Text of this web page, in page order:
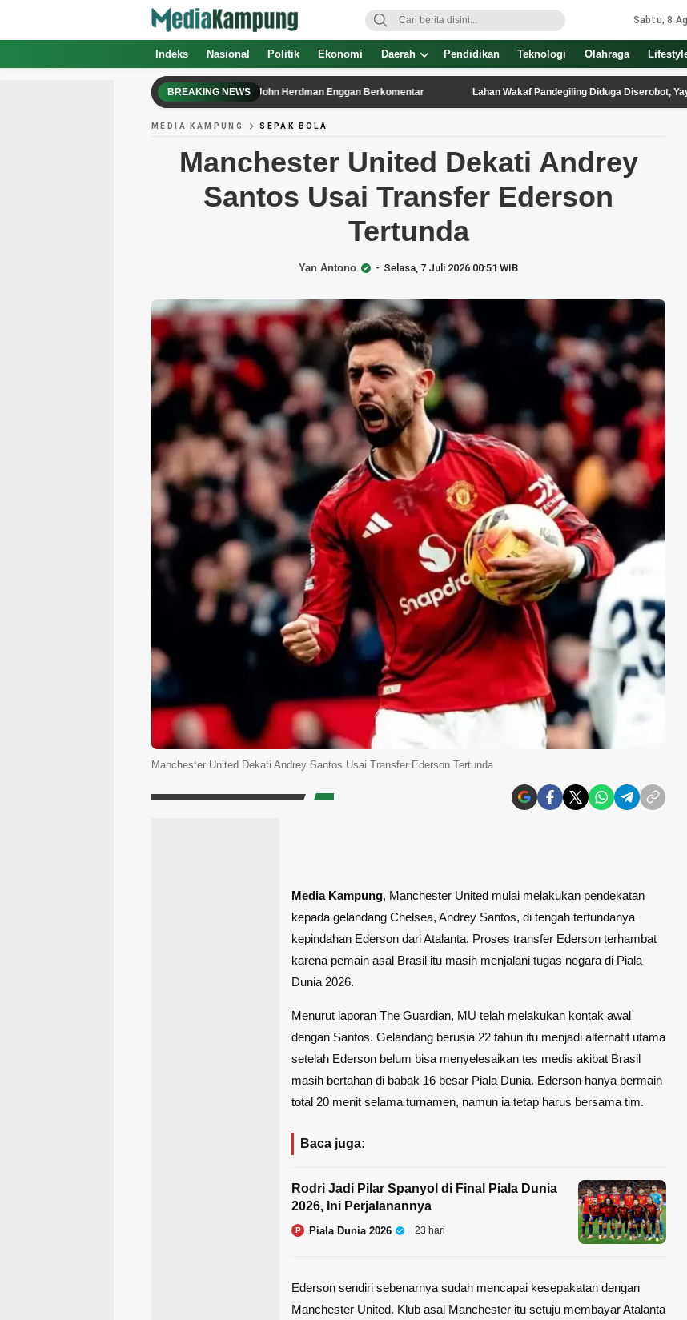
Sabtu, 8
Indeks Nasional Politik Ekonomi Daerah Pendidikan Teknologi Olahraga
BREAKING NEWS
Singapura vs Indonesia Kontroversial, John Herdman Enggan Berkomentar Lahan Wakaf Pandegiling Diduga Diserobot, Yayasan
MEDIA KAMPUNG SEPAK BOLA
Manchester United Dekati Andrey
Santos Usai Transfer Ederson
Tertunda
Yan Antono Selasa, 7 Juli 2026 00:51 WIB
Manchester United Dekati Andrey Santos Usai Transfer Ederson Tertunda
Media Kampung, Manchester United mulai melakukan pendekatan
kepada gelandang Chelsea, Andrey Santos, di tengah tertundanya
kepindahan Ederson dari Atalanta. Proses transfer Ederson terhambat
karena pemain asal Brasil itu masih menjalani tugas negara di Piala
Dunia 2026.
Menurut laporan The Guardian, MU telah melakukan kontak awal
dengan Santos. Gelandang berusia 22 tahun itu menjadi alternatif utama
setelah Ederson belum bisa menyelesaikan tes medis akibat Brasil
masih bertahan di babak 16 besar Piala Dunia. Ederson hanya bermain
total 20 menit selama turnamen, namun ia tetap harus bersama tim.
Baca juga:
Rodri Jadi Pilar Spanyol di Final Piala Dunia
2026, Ini Perjalanannya
P Piala Dunia 2026 23 hari
Ederson sendiri sebenarnya sudah mencapai kesepakatan dengan
Manchester United. Klub asal Manchester itu setuju membayar Atalanta